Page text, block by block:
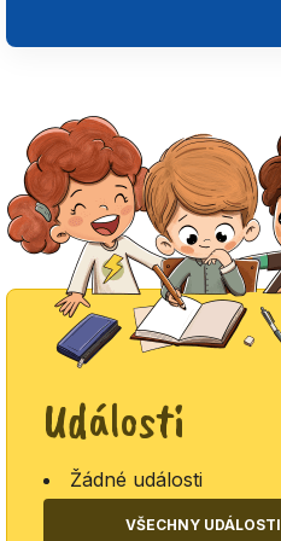
Události
Žádné události
VŠECHNY UDÁLOSTI